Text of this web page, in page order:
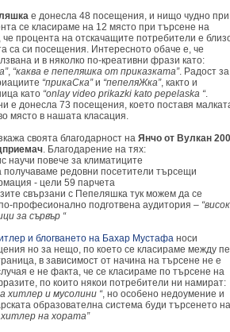
е донесла 48 посещения, и нищо чудно при
се класираме на 12 място при търсене на
процента на отскачащите потребители е
са си посещения. Интересното обаче е, че
и в няколко по-креативни фрази като:
, “каква е пепеляшка от приказката”. Радост за
“прикаСка”и “пепеляЖка”, както и
като “onlay video prikazki kato pepelaska “.
е донесла 73 посещения, което поставя
място в нашата класация.
своята благодарност на Янчо от Вулкан
. Благодарение на тях:
научи повече за климатиците
редовни посетители търсещи
- цели 59 парчета
свързани с Пепеляшка тук можем да се
професионално подготвена аудитория –
за сървър “
и блогването на Бахар Мустафа носи
но за нещо, по което се класираме между
в зависимост от начина на търсене не е
е не факта, че се класираме по търсене на
по които някои потребители ни намират:
хитлер и мусолини “, но особено недоумение и
образователна система буди търсенето на
хитлер на хората”